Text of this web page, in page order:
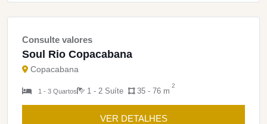
Consulte valores
Soul Rio Copacabana
Copacabana
1 - 3 Quartos 1 - 2 Suíte 35 - 76 m
2
VER DETALHES